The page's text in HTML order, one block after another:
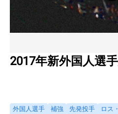
2017年新外国人選
外国人選手 補強 先発投手 ロス